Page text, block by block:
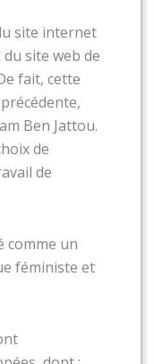
site internet
du site web de
fait, cette
Ben Jattou.
de
de
comme un
féministe et